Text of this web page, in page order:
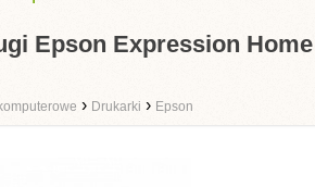
Epson Expression Home
› Drukarki › Epson